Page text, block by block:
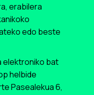
erabilera
edo beste
elektroniko bat
helbide
Pasealekua 6,